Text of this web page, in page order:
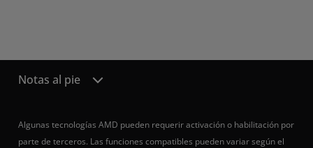
Notas al pie
Algunas tecnologías AMD pueden requerir activación o habilitación por
parte de terceros. Las funciones compatibles pueden variar según el